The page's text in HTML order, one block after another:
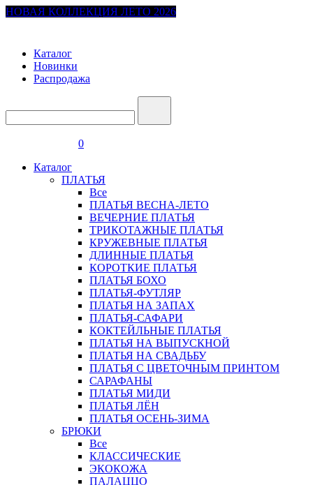
НОВАЯ КОЛЛЕКЦИЯ ЛЕТО 2026
Каталог
Новинки
Распродажа
0
Каталог
ПЛАТЬЯ
Все
ПЛАТЬЯ ВЕСНА-ЛЕТО
ВЕЧЕРНИЕ ПЛАТЬЯ
ТРИКОТАЖНЫЕ ПЛАТЬЯ
КРУЖЕВНЫЕ ПЛАТЬЯ
ДЛИННЫЕ ПЛАТЬЯ
КОРОТКИЕ ПЛАТЬЯ
ПЛАТЬЯ БОХО
ПЛАТЬЯ-ФУТЛЯР
ПЛАТЬЯ НА ЗАПАХ
ПЛАТЬЯ-САФАРИ
КОКТЕЙЛЬНЫЕ ПЛАТЬЯ
ПЛАТЬЯ НА ВЫПУСКНОЙ
ПЛАТЬЯ НА СВАДЬБУ
ПЛАТЬЯ С ЦВЕТОЧНЫМ ПРИНТОМ
САРАФАНЫ
ПЛАТЬЯ МИДИ
ПЛАТЬЯ ЛЁН
ПЛАТЬЯ ОСЕНЬ-ЗИМА
БРЮКИ
Все
КЛАССИЧЕСКИЕ
ЭКОКОЖА
ПАЛАЦЦО